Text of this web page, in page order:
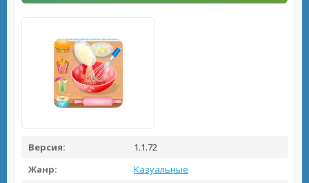
Версия:
1.1.72
Жанр:
Казуальные